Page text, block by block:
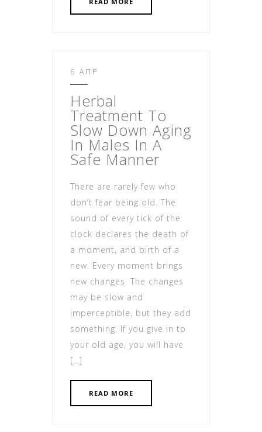
6 ΑΠΡ
Herbal
Treatment To
Slow Down Aging
In Males In A
Safe Manner
There are rarely few who
don’t fear being old. The
sound of every tick of the
clock declares the death of
a moment, and birth of a
new. Every moment brings
new changes. The changes
may be slow and
imperceptible, but they add
something. If you give in to
your old age, you will have
[…]
READ MORE